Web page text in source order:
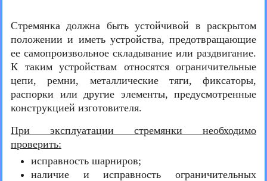
Стремянка должна быть устойчивой в раскрытом
положении и иметь устройства, предотвращающие
ее самопроизвольное складывание или раздвигание.
К таким устройствам относятся ограничительные
цепи, ремни, металлические тяги, фиксаторы,
распорки или другие элементы, предусмотренные
конструкцией изготовителя.
При эксплуатации стремянки необходимо
проверить:
исправность шарниров;
наличие и исправность ограничительных